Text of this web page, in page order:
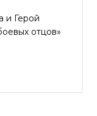
и Герой
отцов»